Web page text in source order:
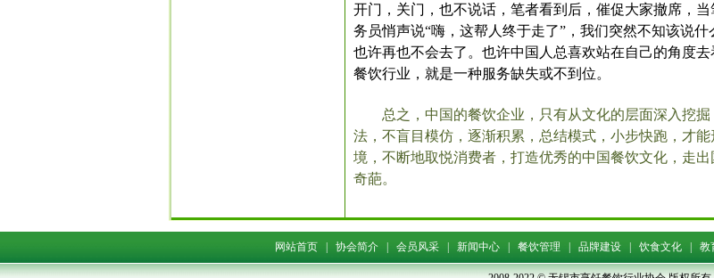
开门，关门，也不说话，笔者看到后，催促大家撤席，
务员悄声说“嗨，这帮人终于走了”，我们突然不知该说
也许再也不会去了。也许中国人总喜欢站在自己的角度
餐饮行业，就是一种服务缺失或不到位。
总之，中国的餐饮企业，只有从文化的层面深入挖
法，不盲目模仿，逐渐积累，总结模式，小步快跑，才
境，不断地取悦消费者，打造优秀的中国餐饮文化，走
奇葩。
网站首页 协会简介 会员风采 新闻中心 餐饮管理 品牌建设 饮食文化 教